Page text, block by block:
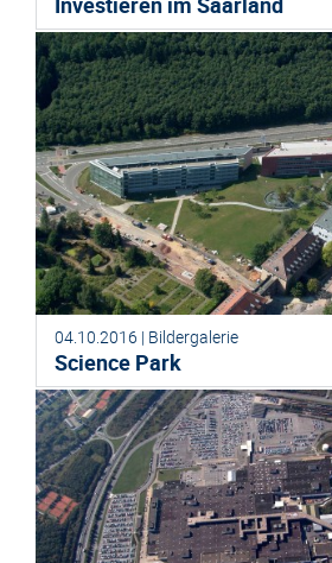
04.10.2016 | Bildergalerie
Science Park